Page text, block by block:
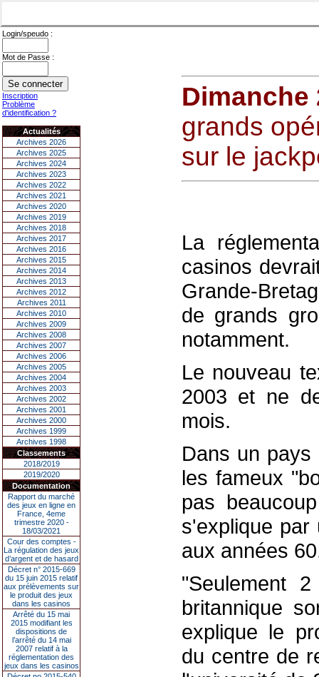
Login/speudo :
Mot de Passe :
Inscription
Problème
d'identification ?
Actualités
Archives 2026
Archives 2025
Archives 2024
Archives 2023
Archives 2022
Archives 2021
Archives 2020
Archives 2019
Archives 2018
Archives 2017
Archives 2016
Archives 2015
Archives 2014
Archives 2013
Archives 2012
Archives 2011
Archives 2010
Archives 2009
Archives 2008
Archives 2007
Archives 2006
Archives 2005
Archives 2004
Archives 2003
Archives 2002
Archives 2001
Archives 2000
Archives 1999
Archives 1998
Classements
2018/2019
2019/2020
Documentation
Rapport du marché
des jeux en ligne en
France, 4eme
trimestre 2020 -
18/03/2021
Cour des comptes -
La régulation des jeux
d’argent et de hasard
Décret n° 2015-669
du 15 juin 2015 relatif
aux prélèvements sur
le produit des jeux
dans les casinos
Arrêté du 15 mai
2015 modifiant les
dispositions de
l’arrêté du 14 mai
2007 relatif à la
réglementation des
jeux dans les casinos
Dimanche
grands
sur le
La
casinos
Grande-
de grands
notamment.
Le nouveau
2003 et ne
mois.
Dans un
les fameux
pas
s'explique par
aux années
"Seulement
britannique
explique le
du centre de